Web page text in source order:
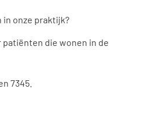
onze praktijk?
patiënten die wonen in de
7345.